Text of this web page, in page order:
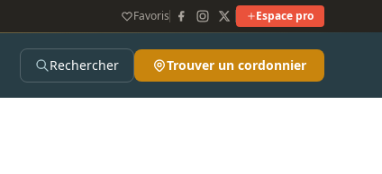
Favoris Espace pro
Rechercher Trouver un cordonnier